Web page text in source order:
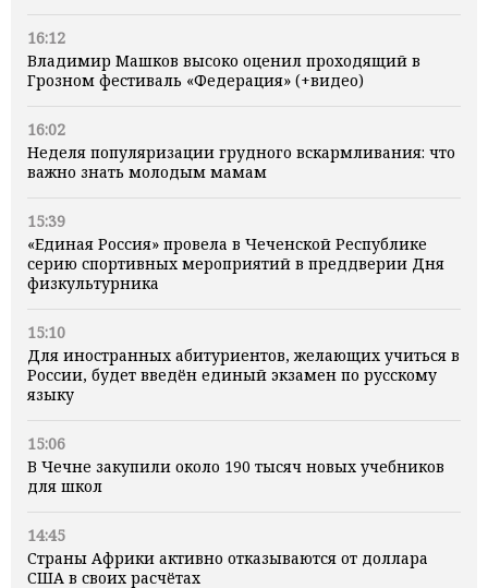
16:12
Владимир Машков высоко оценил проходящий в
Грозном фестиваль «Федерация» (+видео)
16:02
Неделя популяризации грудного вскармливания: что
важно знать молодым мамам
15:39
«Единая Россия» провела в Чеченской Республике
серию спортивных мероприятий в преддверии Дня
физкультурника
15:10
Для иностранных абитуриентов, желающих учиться в
России, будет введён единый экзамен по русскому
языку
15:06
В Чечне закупили около 190 тысяч новых учебников
для школ
14:45
Страны Африки активно отказываются от доллара
США в своих расчётах